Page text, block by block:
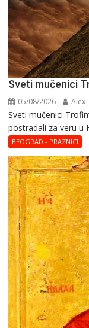
Sveti mučenici
05/08/2026 Alex
Sveti mučenici
postradali za veru u
BEOGRAD - PRAZNICI